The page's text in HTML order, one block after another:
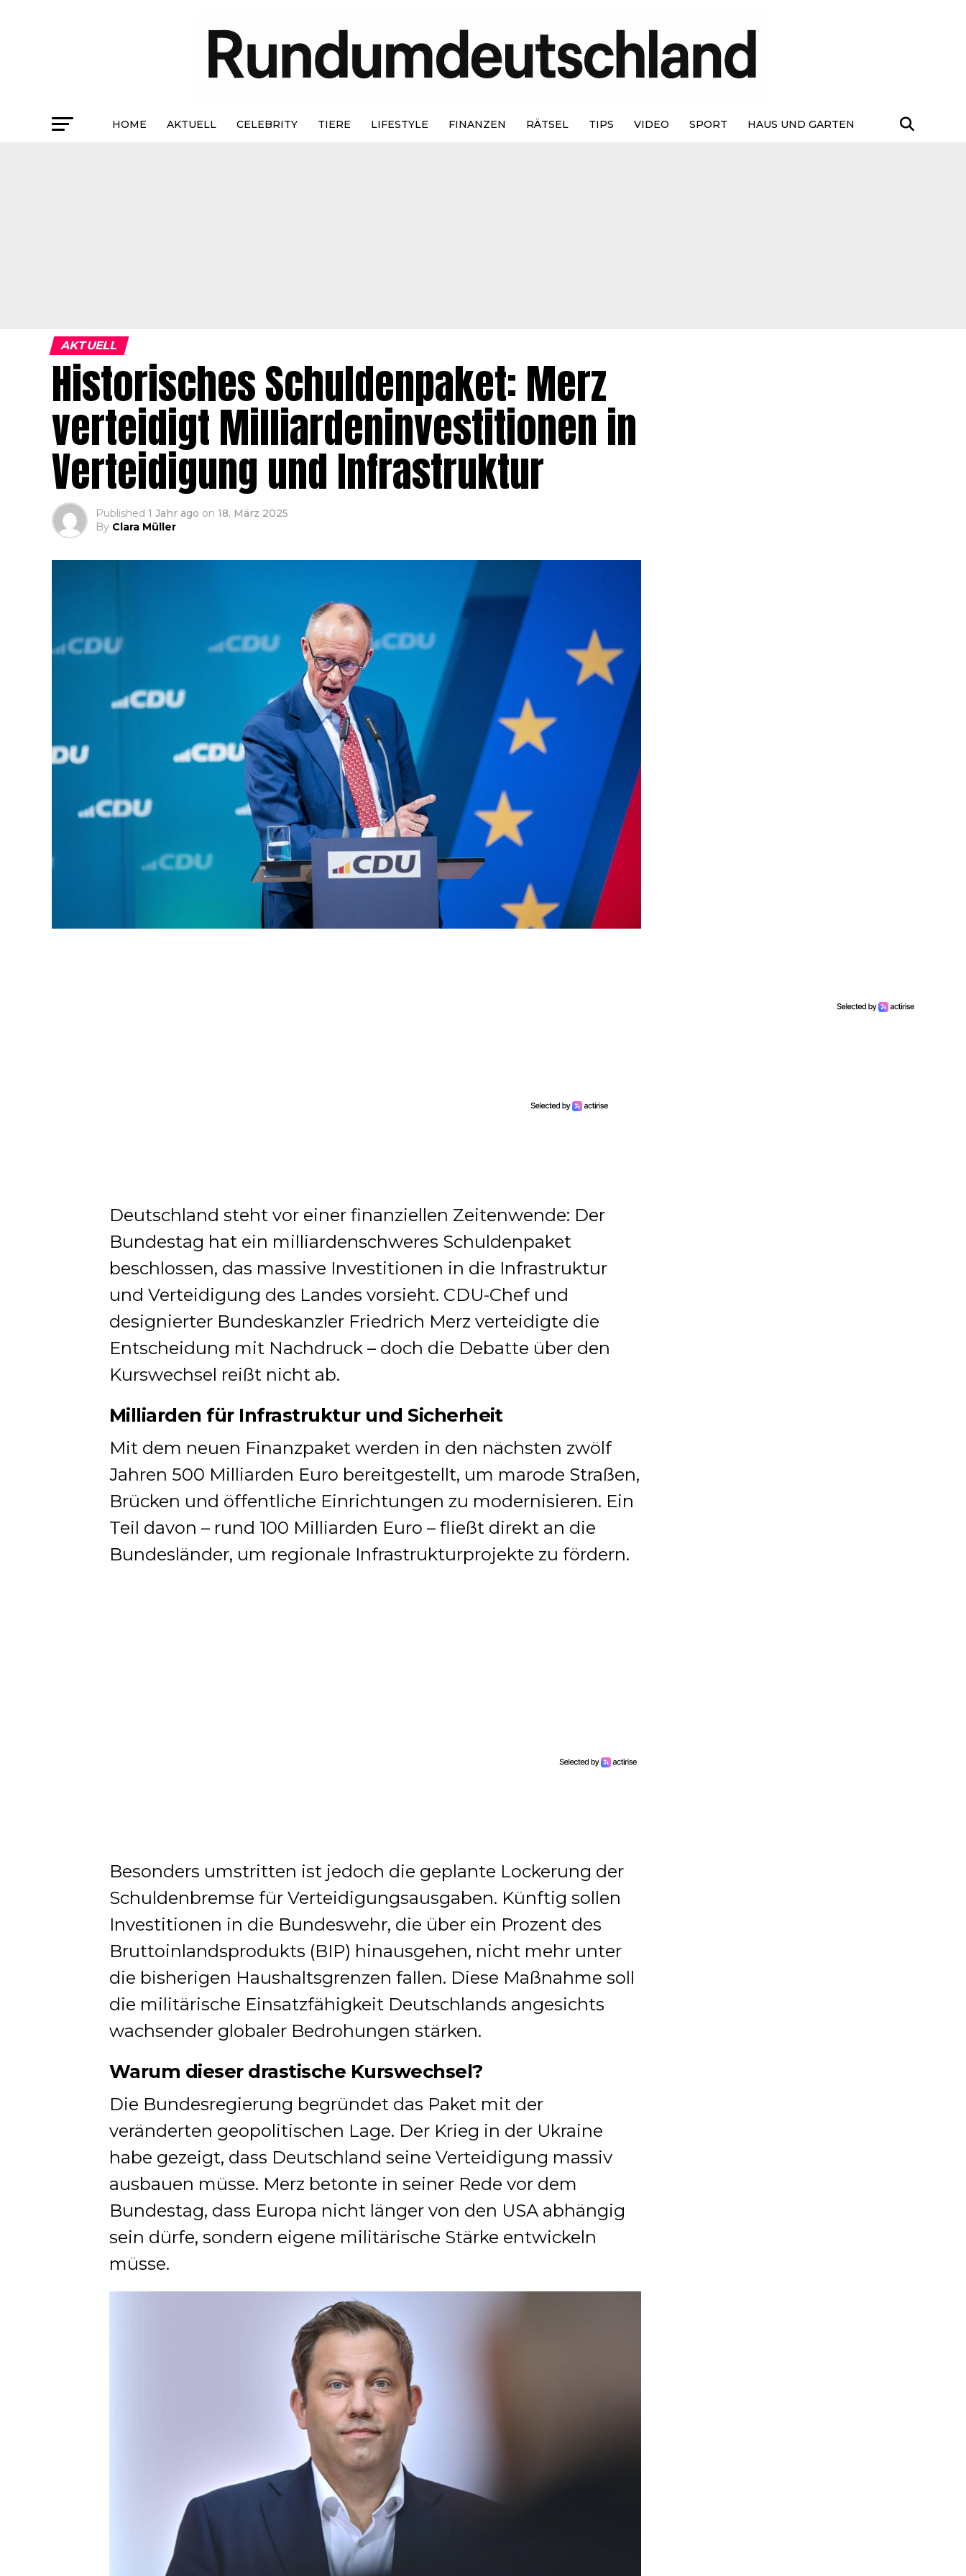
HOME AKTUELL CELEBRITY TIERE LIFESTYLE FINANZEN RÄTSEL TIPS VIDEO SPORT HAUS UND GARTEN
AKTUELL
Historisches Schuldenpaket: Merz
verteidigt Milliardeninvestitionen in
Verteidigung und Infrastruktur
Published 1 Jahr ago on 18. März 2025
By Clara Müller
Deutschland steht vor einer finanziellen Zeitenwende: Der
Bundestag hat ein milliardenschweres Schuldenpaket
beschlossen, das massive Investitionen in die Infrastruktur
und Verteidigung des Landes vorsieht. CDU-Chef und
designierter Bundeskanzler Friedrich Merz verteidigte die
Entscheidung mit Nachdruck – doch die Debatte über den
Kurswechsel reißt nicht ab.
Milliarden für Infrastruktur und Sicherheit
Mit dem neuen Finanzpaket werden in den nächsten zwölf
Jahren 500 Milliarden Euro bereitgestellt, um marode Straßen,
Brücken und öffentliche Einrichtungen zu modernisieren. Ein
Teil davon – rund 100 Milliarden Euro – fließt direkt an die
Bundesländer, um regionale Infrastrukturprojekte zu fördern.
Besonders umstritten ist jedoch die geplante Lockerung der
Schuldenbremse für Verteidigungsausgaben. Künftig sollen
Investitionen in die Bundeswehr, die über ein Prozent des
Bruttoinlandsprodukts (BIP) hinausgehen, nicht mehr unter
die bisherigen Haushaltsgrenzen fallen. Diese Maßnahme soll
die militärische Einsatzfähigkeit Deutschlands angesichts
wachsender globaler Bedrohungen stärken.
Warum dieser drastische Kurswechsel?
Die Bundesregierung begründet das Paket mit der
veränderten geopolitischen Lage. Der Krieg in der Ukraine
habe gezeigt, dass Deutschland seine Verteidigung massiv
ausbauen müsse. Merz betonte in seiner Rede vor dem
Bundestag, dass Europa nicht länger von den USA abhängig
sein dürfe, sondern eigene militärische Stärke entwickeln
müsse.